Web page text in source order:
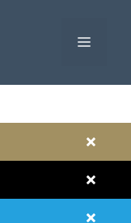
MENÜ
×
×
×